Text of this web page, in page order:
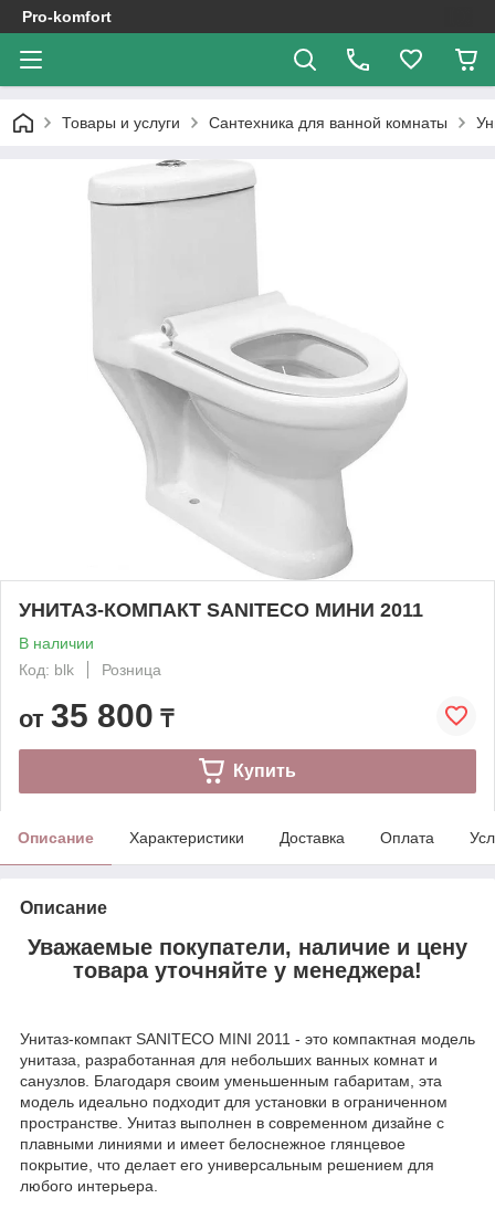
Pro-komfort
Товары и услуги Сантехника для ванной комнаты
УНИТАЗ-КОМПАКТ SANITECO МИНИ 2011
В наличии
Код: blk
Розница
от 35 800 ₸
Купить
Описание Характеристики Доставка Оплата
Описание
Уважаемые покупатели, наличие и цену
товара уточняйте у менеджера!
Унитаз-компакт SANITECO MINI 2011 - это компактная модель
унитаза, разработанная для небольших ванных комнат и
санузлов. Благодаря своим уменьшенным габаритам, эта
модель идеально подходит для установки в ограниченном
пространстве. Унитаз выполнен в современном дизайне с
плавными линиями и имеет белоснежное глянцевое
покрытие, что делает его универсальным решением для
любого интерьера.